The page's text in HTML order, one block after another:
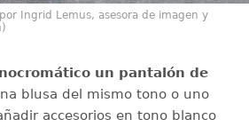
Ingrid Lemus, asesora de imagen y
un pantalón de
blusa del mismo tono o uno
accesorios en tono blanco